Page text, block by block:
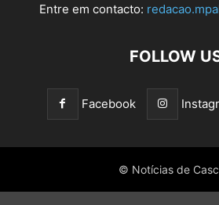
Entre em contacto:
FOLLOW
Facebook
© Notícias de